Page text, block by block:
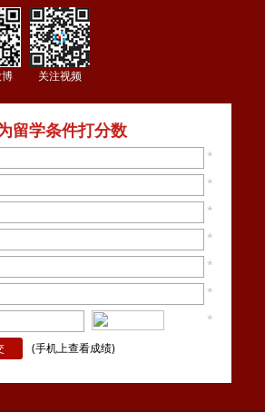
关注视频
留学条件打分数
*
*
*
*
*
*
*
(手机上查看成绩)